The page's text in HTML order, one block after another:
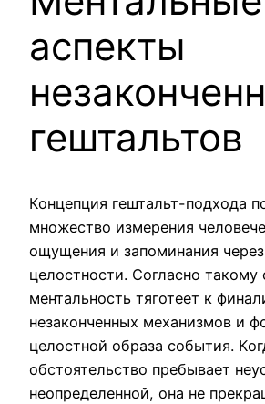
аспекты
гештальтов
Концепция гештальт-подхода
множество измерения
ощущения и запоминания
целостности. Согласно такому
ментальность тяготеет к
незаконченных механизмов и
целостной образа события.
обстоятельство пребывает
неопределенной, она не